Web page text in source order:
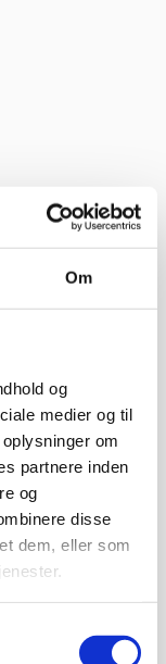
Om
og
medier og til
om
partnere inden
og
disse
dem, eller som